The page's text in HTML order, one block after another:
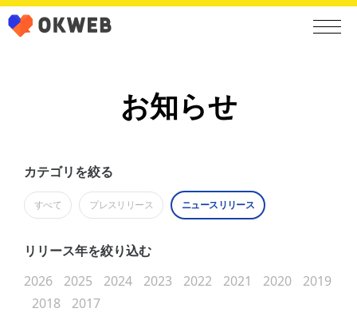
お知らせ
カテゴリを絞る
すべて プレスリリース ニュースリリース
リリース年を絞り込む
2026
2025 2024 2023 2022 2021 2020
2019
2018
2017